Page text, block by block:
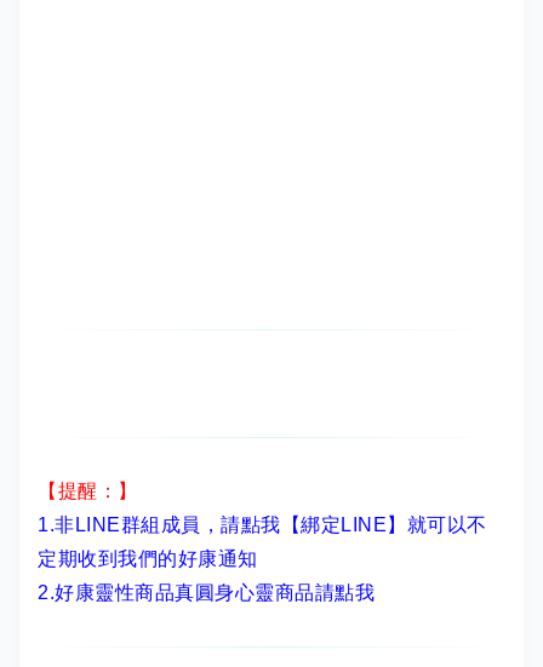
【提醒：】
1.非LINE群組成員， 請點我【綁定LINE】 就可以不
定期收到我們的好康通知
2.好康靈性商品真圓身心靈商品請點我